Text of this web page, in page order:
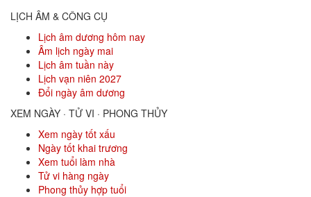
LỊCH ÂM & CÔNG CỤ
Lịch âm dương hôm nay
Âm lịch ngày mai
Lịch âm tuần này
Lịch vạn niên 2027
Đổi ngày âm dương
XEM NGÀY · TỬ VI · PHONG THỦY
Xem ngày tốt xấu
Ngày tốt khai trương
Xem tuổi làm nhà
Tử vi hàng ngày
Phong thủy hợp tuổi